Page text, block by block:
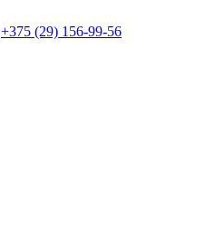
+375 (29) 156-99-56